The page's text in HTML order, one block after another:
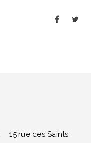
15 rue des Saints